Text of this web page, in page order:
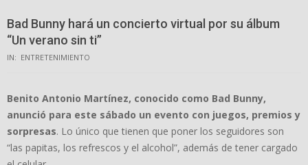
Bad Bunny hará un concierto virtual por su álbum
“Un verano sin ti”
IN: ENTRETENIMIENTO
Benito Antonio Martínez, conocido como Bad Bunny,
anunció para este sábado un evento con juegos, premios y
sorpresas. Lo único que tienen que poner los seguidores son
“las papitas, los refrescos y el alcohol”, además de tener cargado